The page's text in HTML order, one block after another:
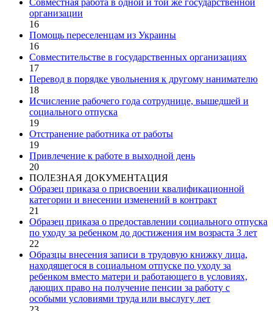
организации
16
Помощь переселенцам из Украины
16
Совместительстве в государственных организациях
17
Перевод в порядке увольнения к другому нанимателю
18
Исчисление рабочего года сотруднице, вышедшей и
социального отпуска
19
Отстранение работника от работы
19
Привлечение к работе в выходной день
20
ПОЛЕЗНАЯ ДОКУМЕНТАЦИЯ
Образец приказа о присвоении квалификационной
категории и внесении изменений в контракт
21
Образец приказа о предоставлении социального отпуска
по уходу за ребенком до достижения им возраста 3 лет
22
Образцы внесения записи в трудовую книжку лица,
находящегося в социальном отпуске по уходу за
ребенком вместо матери и работающего в условиях,
дающих право на получение пенсии за работу с
особыми условиями труда или выслугу лет